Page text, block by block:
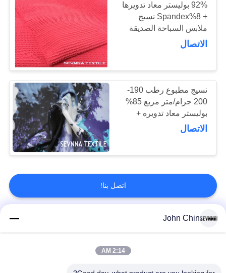
92% بوليستر معاد تدويرها
+ 8%Spandex نسيج
ملابس السباحة الصديقة
للبيكيني، تانكيني، ملابس
الاتصال
نسيج مطبوع رطب 190-
200 جرام/متر مربع 85%
بوليستر معاد تدويره +
الاتصال
اتصل بنا!
فئات شعبية
John Chin
2:14 AM